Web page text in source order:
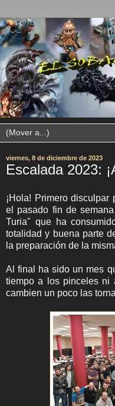
viernes, 8 de diciembre de 2023
Escalada 2023:
¡Hola! Primero
el pasado fin de
Turia" que ha
totalidad y buena parte
la preparación de la
Al final ha sido un mes
tiempo a los pinceles ni
cambien un poco las